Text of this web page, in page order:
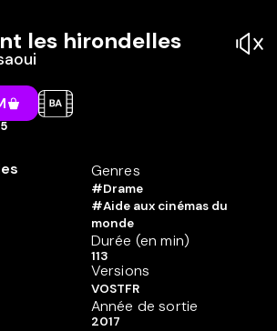
les hirondelles
Genres
#Drame
#Aide aux cinémas du
monde
Durée (en min)
113
Versions
VOSTFR
Année de sortie
2017